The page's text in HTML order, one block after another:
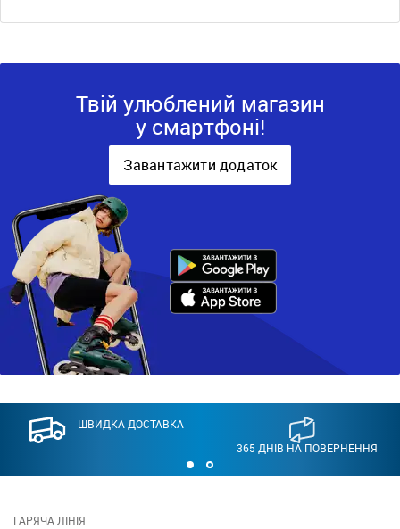
Твій улюблений магазин
у смартфоні!
Завантажити додаток
ШВИДКА ДОСТАВКА
365 ДНІВ НА ПОВЕРНЕННЯ
ГАРЯЧА ЛІНІЯ